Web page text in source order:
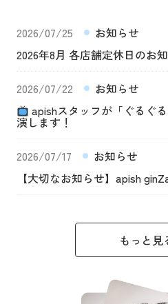
2026/07/25
お知らせ
2026年8月 各店舗定休日のお
2026/07/22
お知らせ
apishスタッフが「ぐるぐ
演します！
2026/07/17
お知らせ
【大切なお知らせ】apish
もっと見